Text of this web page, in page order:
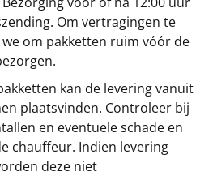
Om vertragingen te
om pakketten ruim vóór de
kan de levering vanuit
plaatsvinden. Controleer bij
en eventuele schade en
chauffeur. Indien levering
deze niet